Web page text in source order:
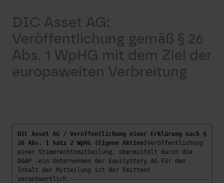
DIC Asset AG:
Veröffentlichung gemäß § 26
Abs. 1 WpHG mit dem Ziel der
europaweiten Verbreitung
DIC Asset AG / Veröffentlichung einer Erklärung nach §
26 Abs. 1 Satz 2 WpHG (Eigene Aktien)Veröffentlichung
einer Stimmrechtsmitteilung, übermittelt durch die
DGAP -ein Unternehmen der EquityStory AG.Für den
Inhalt der Mitteilung ist der Emittent
verantwortlich.---------------------------------------